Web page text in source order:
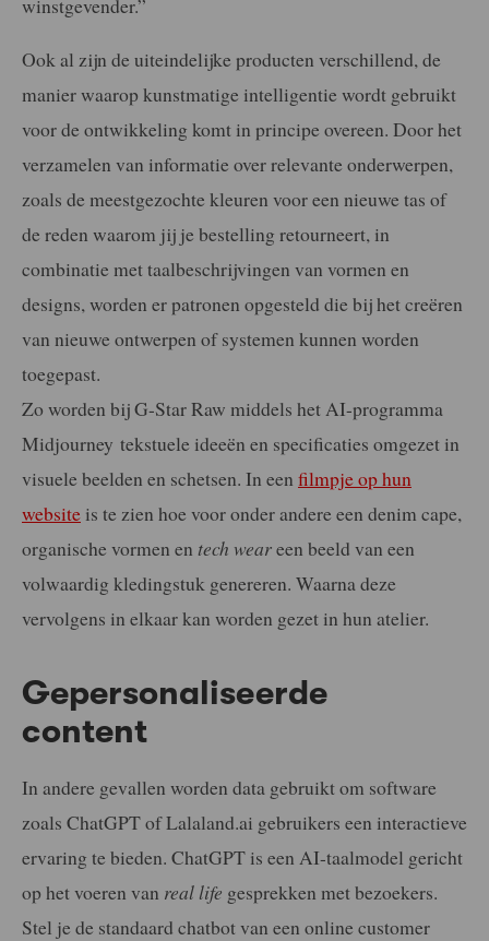
Ook al zijn de uiteindelijke producten verschillend, de
manier waarop kunstmatige intelligentie wordt gebruikt
voor de ontwikkeling komt in principe overeen. Door het
verzamelen van informatie over relevante onderwerpen,
zoals de meestgezochte kleuren voor een nieuwe tas of
de reden waarom jij je bestelling retourneert, in
combinatie met taalbeschrijvingen van vormen en
designs, worden er patronen opgesteld die bij het creëren
van nieuwe ontwerpen of systemen kunnen worden
toegepast.
Zo worden bij G-Star Raw middels het AI-programma
Midjourney tekstuele ideeën en specificaties omgezet in
visuele beelden en schetsen. In een filmpje op hun
website is te zien hoe voor onder andere een denim cape,
organische vormen en tech weareen beeld van een
volwaardig kledingstuk genereren. Waarna deze
vervolgens in elkaar kan worden gezet in hun atelier.
Gepersonaliseerde
content
In andere gevallen worden data gebruikt om software
zoals ChatGPT of Lalaland.ai gebruikers een interactieve
ervaring te bieden. ChatGPT is een AI-taalmodel gericht
op het voeren van real life gesprekken met bezoekers.
Stel je de standaard chatbot van een online customer